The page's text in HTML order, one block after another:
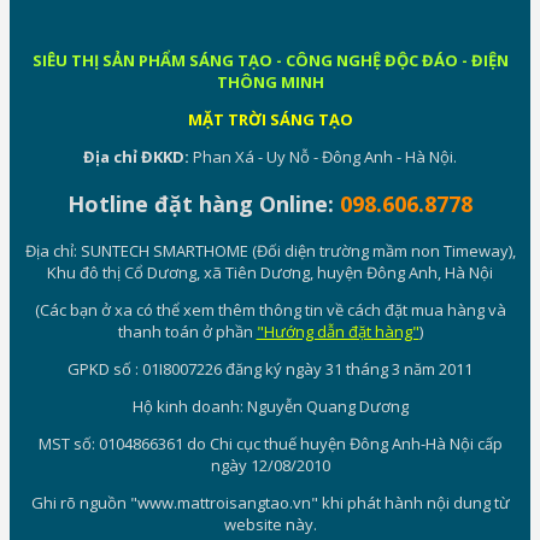
SIÊU THỊ SẢN PHẨM SÁNG TẠO - CÔNG NGHỆ ĐỘC ĐÁO - ĐIỆN
THÔNG MINH
MẶT TRỜI SÁNG TẠO
Địa chỉ ĐKKD: Phan Xá - Uy Nỗ - Đông Anh - Hà Nội.
Hotline đặt hàng Online: 098.606.8778
Địa chỉ: SUNTECH SMARTHOME (Đối diện trường mầm non Timeway),
Khu đô thị Cổ Dương, xã Tiên Dương, huyện Đông Anh, Hà Nội
(Các bạn ở xa có thể xem thêm thông tin về cách đặt mua hàng và
thanh toán ở phần "Hướng dẫn đặt hàng")
GPKD số : 01I8007226 đăng ký ngày 31 tháng 3 năm 2011
Hộ kinh doanh: Nguyễn Quang Dương
MST số: 0104866361 do Chi cục thuế huyện Đông Anh-Hà Nội cấp
ngày 12/08/2010
Ghi rõ nguồn "www.mattroisangtao.vn" khi phát hành nội dung từ
website này.